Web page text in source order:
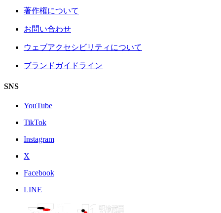
著作権について
お問い合わせ
ウェブアクセシビリティについて
ブランドガイドライン
SNS
YouTube
TikTok
Instagram
X
Facebook
LINE